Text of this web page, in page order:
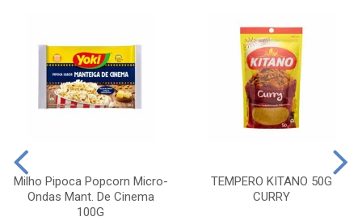
Milho Pipoca Popcorn Micro-
Ondas Mant. De Cinema
100G
TEMPERO KITANO 50G
CURRY